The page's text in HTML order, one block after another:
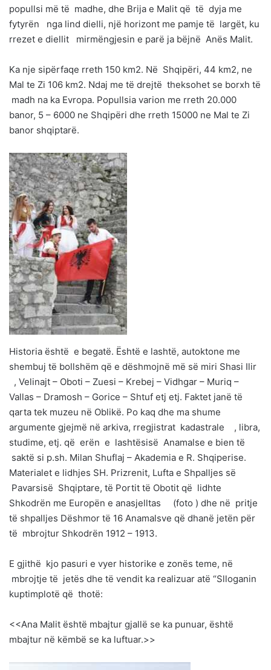
popullsi më të madhe, dhe Brija e Malit që të dyja me
fytyrën nga lind dielli, një horizont me pamje të largët, ku
rrezet e diellit mirmëngjesin e parë ja bëjnë Anës Malit.
Ka nje sipërfaqe rreth 150 km2. Në Shqipëri, 44 km2, ne
Mal te Zi 106 km2. Ndaj me të drejtë theksohet se borxh të
madh na ka Evropa. Popullsia varion me rreth 20.000
banor, 5 – 6000 ne Shqipëri dhe rreth 15000 ne Mal te Zi
banor shqiptarë.
Historia është e begatë. Është e lashtë, autoktone me
shembuj të bollshëm që e dëshmojnë më së miri Shasi Ilir
, Velinajt – Oboti – Zuesi – Krebej – Vidhgar – Muriq –
Vallas – Dramosh – Gorice – Shtuf etj etj. Faktet janë të
qarta tek muzeu në Oblikë. Po kaq dhe ma shume
argumente gjejmë në arkiva, rregjistrat kadastrale , libra,
studime, etj. që erën e lashtësisë Anamalse e bien të
saktë si p.sh. Milan Shuflaj – Akademia e R. Shqiperise.
Materialet e lidhjes SH. Prizrenit, Lufta e Shpalljes së
Pavarsisë Shqiptare, të Portit të Obotit që lidhte
Shkodrën me Europën e anasjelltas (foto ) dhe në pritje
të shpalljes Dëshmor të 16 Anamalsve që dhanë jetën për
të mbrojtur Shkodrën 1912 – 1913.
E gjithë kjo pasuri e vyer historike e zonës teme, në
mbrojtje të jetës dhe të vendit ka realizuar atë “Slloganin
kuptimplotë që thotë:
<<Ana Malit është mbajtur gjallë se ka punuar, është
mbajtur në këmbë se ka luftuar.>>